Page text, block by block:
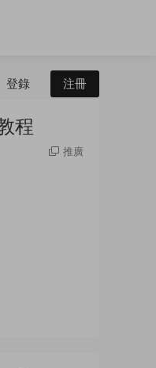
登錄 注冊
程
推廣